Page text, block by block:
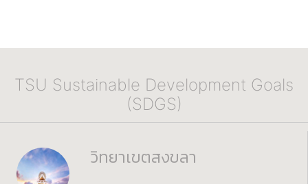
TSU Sustainable Development Goals
(SDGS)
วิทยาเขตสงขลา